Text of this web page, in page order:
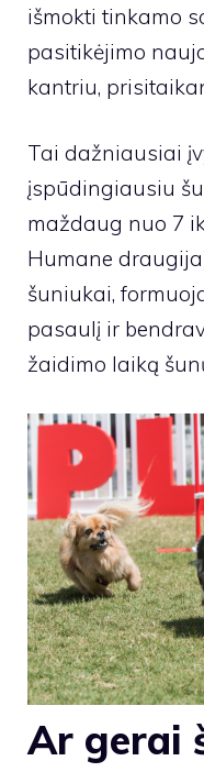
išmokti tinkamo
pasitikėjimo
kantriu,
Tai dažniausiai
įspūdingiausiu
maždaug nuo 7
Humane draugija
šuniukai,
pasaulį ir
žaidimo laiką
Ar gerai